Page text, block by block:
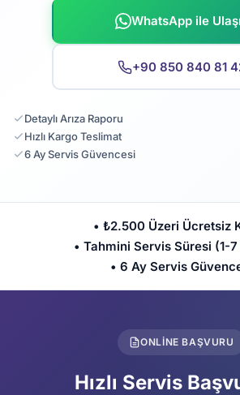
WhatsApp ile
+90 850 840 81
Detaylı Arıza Raporu
Hızlı Kargo Teslimat
6 Ay Servis Güvencesi
• ₺2.500 Üzeri Ücretsiz
• Tahmini Servis Süresi (1-7
• 6 Ay Servis
ONLINE BAŞVURU
Hızlı Servis